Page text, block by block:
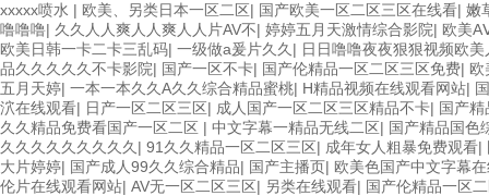
xxxxx喷水 | 欧美、另类日本一区二区| 国产欧美一区二区三区在线看| 嫩
噜噜噜| 久久人人爽人人爽人人片AV不| 婷婷五月天激情综合影院| 欧美
欧美日韩一卡二卡三乱码| 一级做a爰片久久 | 日日噜噜夜夜狠狠视频欧美
品久久久久久不卡影院| 国产一区不卡| 国产伦精品一区二区三区免费| 欧
五月天婷| 一本一本久久A久久综合精品蜜桃| H精品视频在线观看网站|
泬在线观看| 日产一区二区三区| 成人国产一区二区三区精品不卡| 国产
久久精品免费看国产一区二区 | 中文字幕一精品无线二区| 国产精品国色
久久久久久久久久久 | 91久久精品一区二区三区| 成年女人粗暴免费观看|
大片婷婷| 国产成人99久久综合精品| 国产主播页| 欧美色国产中文字幕
伦片在线观看网站| AV无一区二区三区| 另类在线观看| 国产伦精品一区